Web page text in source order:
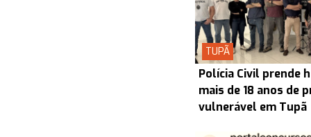
TUPÃ
Polícia Civil prende
mais de 18 anos de
vulnerável em Tupã